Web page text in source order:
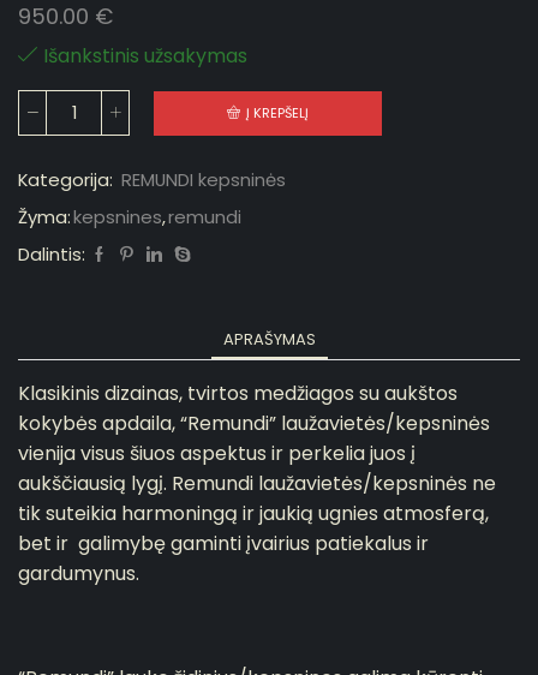
950.00 €
Išankstinis užsakymas
Į KREPŠELĮ
Kategorija: REMUNDI kepsninės
Žyma:kepsnines,remundi
Dalintis:
APRAŠYMAS
Klasikinis dizainas, tvirtos medžiagos su aukštos
kokybės apdaila,“Remundi” laužavietės/kepsninės
vienija visus šiuos aspektus ir perkelia juos į
aukščiausią lygį. Remundi laužavietės/kepsninės ne
tik suteikia harmoningą ir jaukią ugnies atmosferą,
bet ir galimybę gaminti įvairius patiekalus ir
gardumynus.